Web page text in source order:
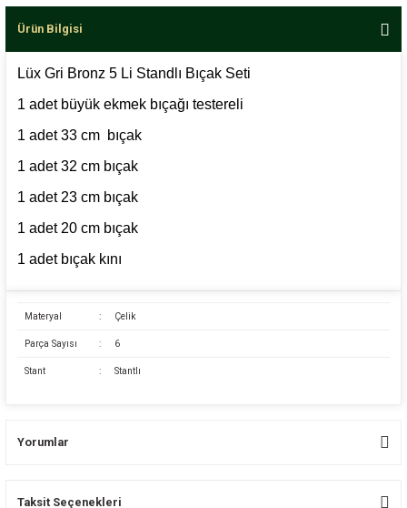
Ürün Bilgisi
Lüx Gri Bronz 5 Li Standlı Bıçak Seti
1 adet büyük ekmek bıçağı testereli
1 adet 33 cm bıçak
1 adet 32 cm bıçak
1 adet 23 cm bıçak
1 adet 20 cm bıçak
1 adet bıçak kını
Materyal : Çelik
Parça Sayısı : 6
Stant : Stantlı
Yorumlar
Taksit Seçenekleri